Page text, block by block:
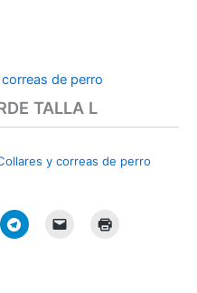
de perro
TALLA L
y correas de perro